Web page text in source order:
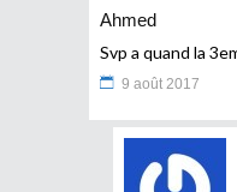
Ahmed
Svp a quand la
9 août 2017